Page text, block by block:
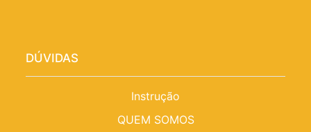
DÚVIDAS
Instrução
QUEM SOMOS